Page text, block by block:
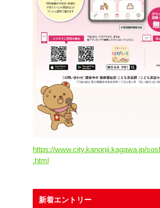
https://www.city.kanonji.kagawa.jp/
.html
新着エントリー